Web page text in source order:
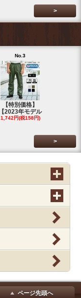
>
No.3
【特別価格】
【2023年モデル
1,742円(税158円)
>
ページ先頭へ